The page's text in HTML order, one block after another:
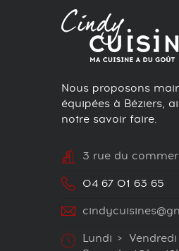
Nous proposons
équipées à Béziers,
notre savoir faire.
3 rue du
04 67 01 63 65
Lundi >